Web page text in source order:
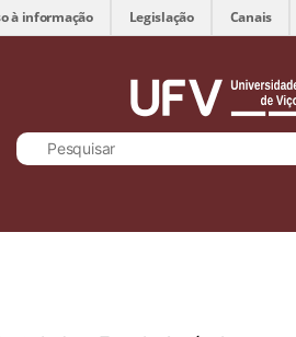
à informação Legislação Canais